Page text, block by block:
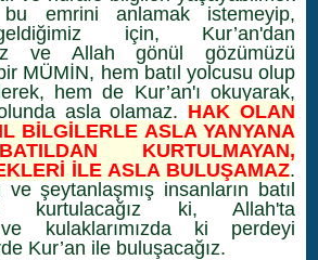
bu emrini anlamak istemeyip,
için, Kur’an'dan
ve Allah gönül gözümüzü
MÜMİN, hem batıl yolcusu olup
hem de Kur’an'ı okuyarak,
asla olamaz. HAK OLAN
BİLGİLERLE ASLA YANYANA
KURTULMAYAN,
İLE ASLA BULUŞAMAZ.
şeytanlaşmış insanların batıl
kurtulacağız ki, Allah'ta
kulaklarımızda ki perdeyi
Kur’an ile buluşacağız.